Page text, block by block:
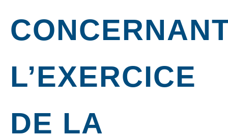
L’EXERCICE
DE LA